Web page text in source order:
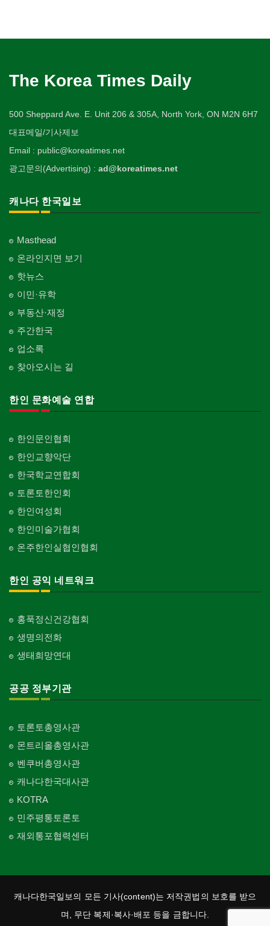
The Korea Times Daily
500 Sheppard Ave. E. Unit 206 & 305A, North York, ON M2N 6H7
대표메일/기사제보
Email : public@koreatimes.net
광고문의(Advertising) : ad@koreatimes.net
캐나다 한국일보
Masthead
온라인지면 보기
핫뉴스
이민·유학
부동산·재정
주간한국
업소록
찾아오시는 길
한인 문화예술 연합
한인문인협회
한인교향악단
한국학교연합회
토론토한인회
한인여성회
한인미술가협회
온주한인실협인협회
한인 공익 네트워크
홍푹정신건강협회
생명의전화
생태희망연대
공공 정부기관
토론토총영사관
몬트리올총영사관
벤쿠버총영사관
캐나다한국대사관
KOTRA
민주평통토론토
재외통포협력센터
캐나다한국일보의 모든 기사(content)는 저작권법의 보호를 받으
며, 무단 복제·복사·배포 등을 금합니다.